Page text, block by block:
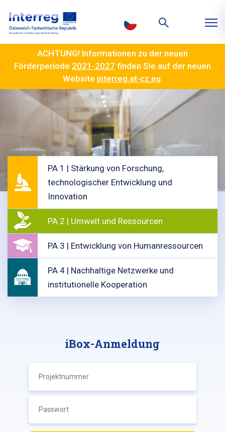
ACHTUNG! Informationen zu der neuen
Förderperiode 2021-2027 finden Sie auf der neuen
Website interreg.at-cz.eu.
PA 1 | Stärkung von Forschung,
technologischer Entwicklung und
Innovation
PA 2 | Umwelt und Ressourcen
PA 3 | Entwicklung von Humanressourcen
PA 4 | Nachhaltige Netzwerke und
institutionelle Kooperation
iBox-Anmeldung